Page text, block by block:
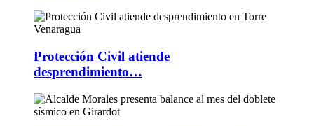
Protección Civil atiende
desprendimiento…